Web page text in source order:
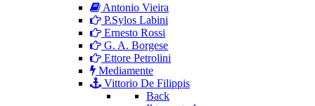
Antonio Vieira
P.Sylos Labini
Ernesto Rossi
G. A. Borgese
Ettore Petrolini
Mediamente
Vittorio De Filippis
Back